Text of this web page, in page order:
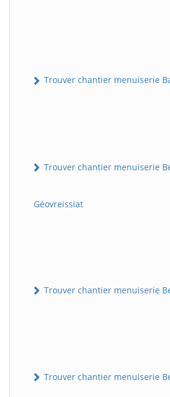
Trouver chantier menuiserie
Trouver chantier menuiserie
Géovreissiat
Trouver chantier menuiserie
Trouver chantier menuiserie